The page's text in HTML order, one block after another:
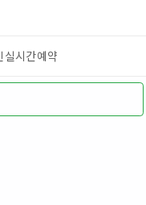
실시간예약